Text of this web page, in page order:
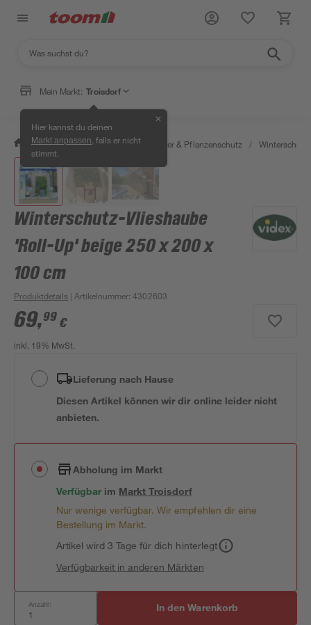
Mein Markt: Troisdorf
Hier kannst du deinen
Markt anpassen , falls er nicht
stimmt.
✕
/ Garten & Freizeit / Erden, Dünger & Pflanzenschutz / Winterschutz
Winterschutz-Vlieshaube
'Roll-Up' beige 250 x 200 x
100 cm
Produktdetails | Artikelnummer:4302603
69,99 €
inkl. 19% MwSt.
Lieferung nach Hause
Diesen Artikel können wir dir online leider nicht
anbieten.
Abholung im Markt
Verfügbar im MarktTroisdorf
Nur wenige verfügbar. Wir empfehlen dir eine
Bestellung im Markt.
Artikel wird 3 Tage für dich hinterlegt
Verfügbarkeit in anderen Märkten
Anzahl: In den Warenkorb